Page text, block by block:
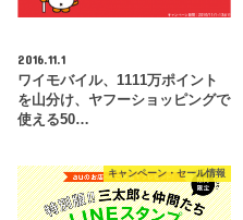
2016.11.1
ワイモバイル、1111万ポイント
を山分け、ヤフーショッピングで
使える50…
キャンペーン・セール情報